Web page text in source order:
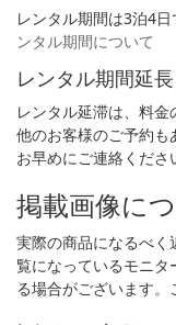
レンタル期間は3泊4
ンタル期間について
レンタル期間延長
レンタル延滞は、料金
他のお客様のご予約も
お早めにご連絡くださ
掲載画像に
実際の商品になるべ
覧になっているモニ
る場合がございます。